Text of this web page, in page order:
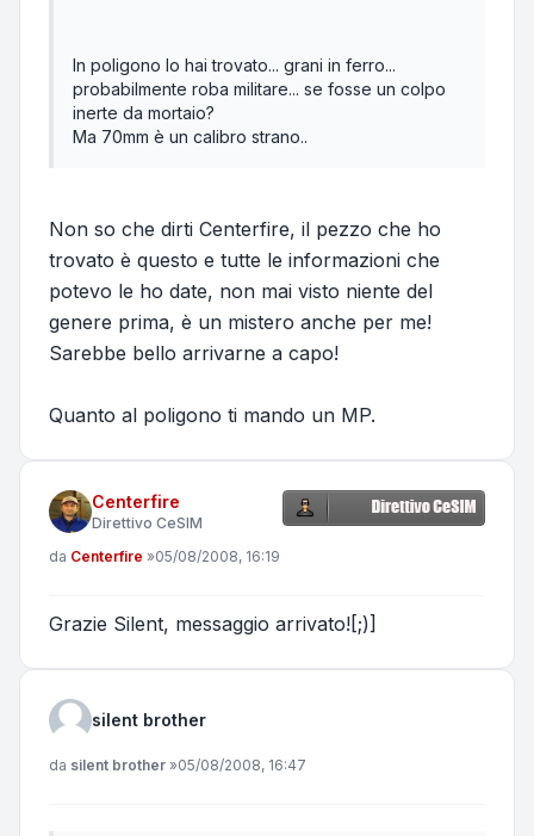
In poligono lo hai trovato... grani in ferro...
probabilmente roba militare... se fosse un colpo
inerte da mortaio?
Ma 70mm è un calibro strano..
Non so che dirti Centerfire, il pezzo che ho
trovato è questo e tutte le informazioni che
potevo le ho date, non mai visto niente del
genere prima, è un mistero anche per me!
Sarebbe bello arrivarne a capo!
Quanto al poligono ti mando un MP.
Centerfire
Direttivo CeSIM
Messaggio
da Centerfire »05/08/2008, 16:19
Grazie Silent, messaggio arrivato![;)]
silent brother
Messaggio
da silent brother »05/08/2008, 16:47